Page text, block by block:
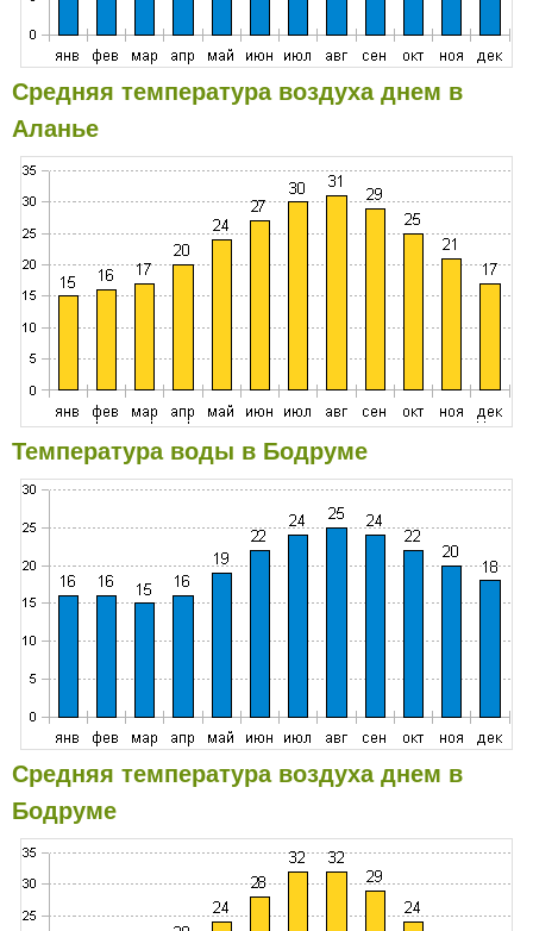
Средняя температура воздуха днем в
Аланье
Температура воды в Бодруме
Средняя температура воздуха днем в
Бодруме